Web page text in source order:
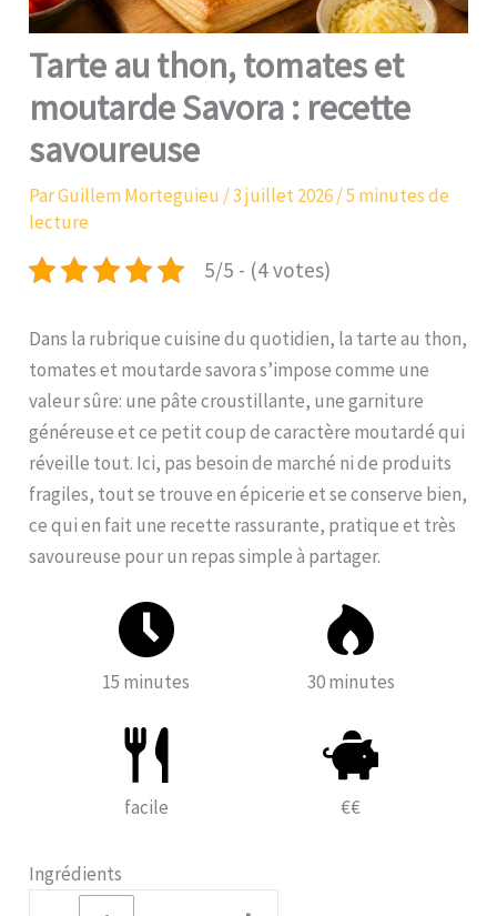
Tarte au thon, tomates et
moutarde Savora : recette
savoureuse
ParGuillem Morteguieu /3 juillet 2026/5 minutes de
lecture
5/5 - (4 votes)
Dans la rubrique cuisine du quotidien, la tarte au thon,
tomates et moutarde savora s’impose comme une
valeur sûre: une pâte croustillante, une garniture
généreuse et ce petit coup de caractère moutardé qui
réveille tout. Ici, pas besoin de marché ni de produits
fragiles, tout se trouve en épicerie et se conserve bien,
ce qui en fait une recette rassurante, pratique et très
savoureuse pour un repas simple à partager.
15 minutes 30 minutes
facile €€
Ingrédients